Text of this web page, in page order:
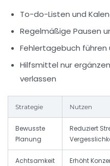
To-do-Listen und
Regelmäßige Pausen
Fehlertagebuch führen
Hilfsmittel nur
verlassen
Strategie Nutzen
Bewusste
Planung
Reduziert
Achtsamkeit Erhöht